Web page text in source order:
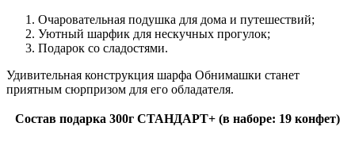
Очаровательная подушка для дома и путешествий;
Уютный шарфик для нескучных прогулок;
Подарок со сладостями.
Удивительная конструкция шарфа Обнимашки станет
приятным сюрпризом для его обладателя.
Состав подарка 300г СТАНДАРТ+ (в наборе: 19 конфет)